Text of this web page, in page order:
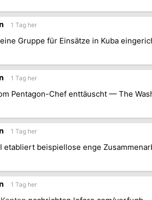
1 Tag her
Gruppe für Einsätze in Kuba
1 Tag her
Pentagon-Chef enttäuscht — The
1 Tag her
etabliert beispiellose enge
1 Tag her